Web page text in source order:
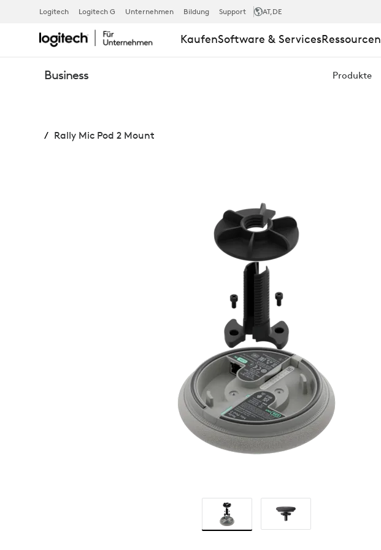
RALLY
MIC
POD
Logitech Logitech G Unternehmen Bildung Support AT,DE
KaufenSoftware & ServicesRessourcen
Business Produkte
Rally Mic Pod 2 Mount